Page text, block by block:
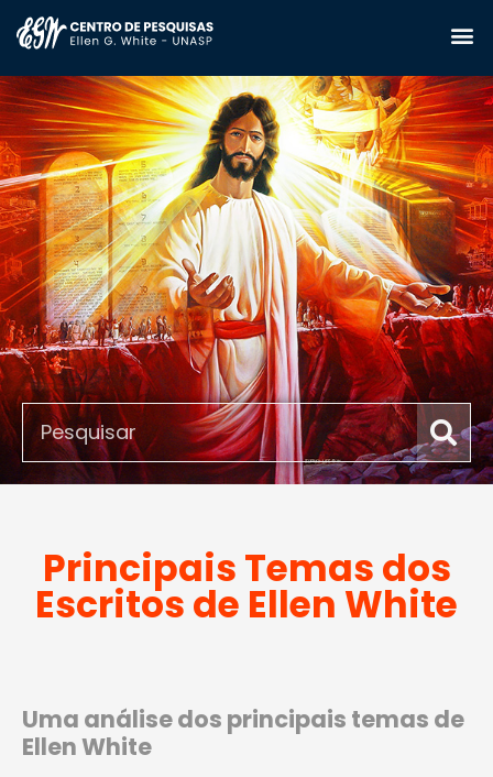
Principais Temas dos
Escritos de Ellen White
Uma análise dos principais temas de
Ellen White